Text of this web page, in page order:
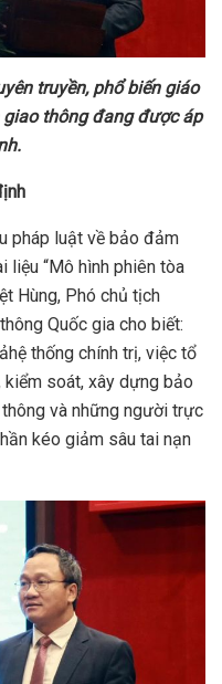
truyền, phổbiến giáo
thông đang được áp
ịnh
pháp luật về bảo đảm
liệu “Mô hình phiên tòa
Hùng, Phó chủ tịch
Quốc gia cho biết:
thống chính trị, việc tổ
soát, xây dựng bảo
và những người trực
kéo giảm sâu tai nạn